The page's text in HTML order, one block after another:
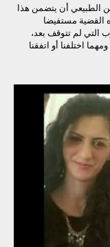
الطبيعي أن يتضمن هذا
القضية مستفيضا
التي لم تتوقف بعد،
اختلفنا أو اتفقنا